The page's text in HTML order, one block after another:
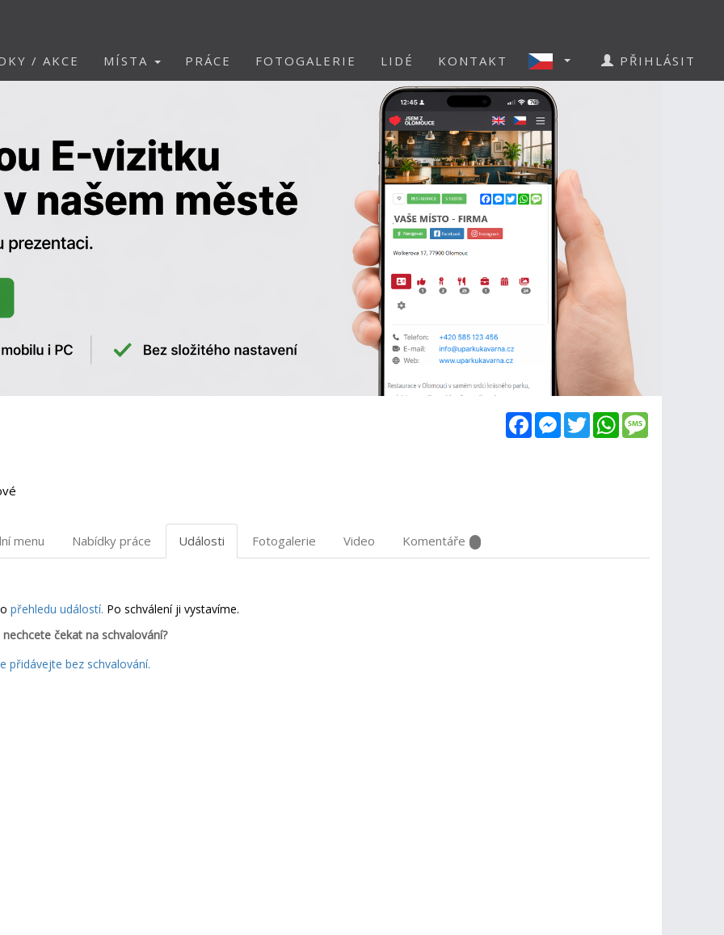
/ AKCE MÍSTA PRÁCE FOTOGALERIE LIDÉ KONTAKT PŘIHLÁSIT
FacebookMessenger
TwitterWhatsApp
menu Nabídky práce Události Fotogalerie Video Komentáře
přehledu událostí. Po schválení ji vystavíme.
čekat na schvalování?
přidávejte bez schvalování.